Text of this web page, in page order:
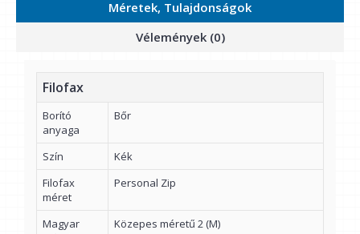
Méretek, Tulajdonságok
Vélemények (0)
Filofax
Borító
anyaga
Bőr
Szín
Kék
Filofax
méret
Personal Zip
Magyar
Közepes méretű 2 (M)